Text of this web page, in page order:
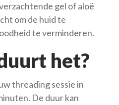
gel of aloë
om de huid te
te verminderen.
het?
threading sessie in
De duur kan